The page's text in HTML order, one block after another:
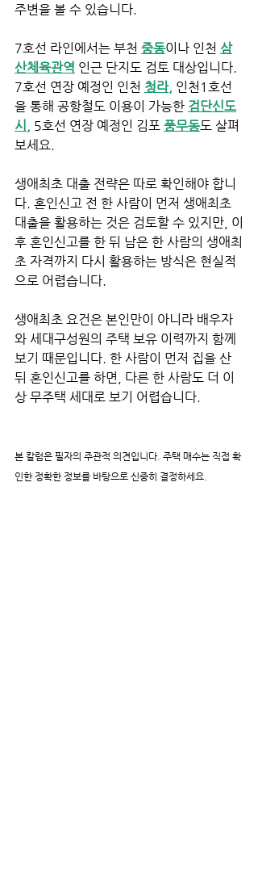
주변을 볼 수 있습니다.
7호선 라인에서는 부천 중동이나 인천 삼
산체육관역 인근 단지도 검토 대상입니다.
7호선 연장 예정인 인천 청라, 인천1호선
을 통해 공항철도 이용이 가능한 검단신도
시 , 5호선 연장 예정인 김포 풍무동도 살펴
보세요.
생애최초 대출 전략은 따로 확인해야 합니
다. 혼인신고 전 한 사람이 먼저 생애최초
대출을 활용하는 것은 검토할 수 있지만, 이
후 혼인신고를 한 뒤 남은 한 사람의 생애최
초 자격까지 다시 활용하는 방식은 현실적
으로 어렵습니다.
생애최초 요건은 본인만이 아니라 배우자
와 세대구성원의 주택 보유 이력까지 함께
보기 때문입니다. 한 사람이 먼저 집을 산
뒤 혼인신고를 하면, 다른 한 사람도 더 이
상 무주택 세대로 보기 어렵습니다.
본 칼럼은 필자의 주관적 의견입니다. 주택 매수는 직접 확
인한 정확한 정보를 바탕으로 신중히 결정하세요.